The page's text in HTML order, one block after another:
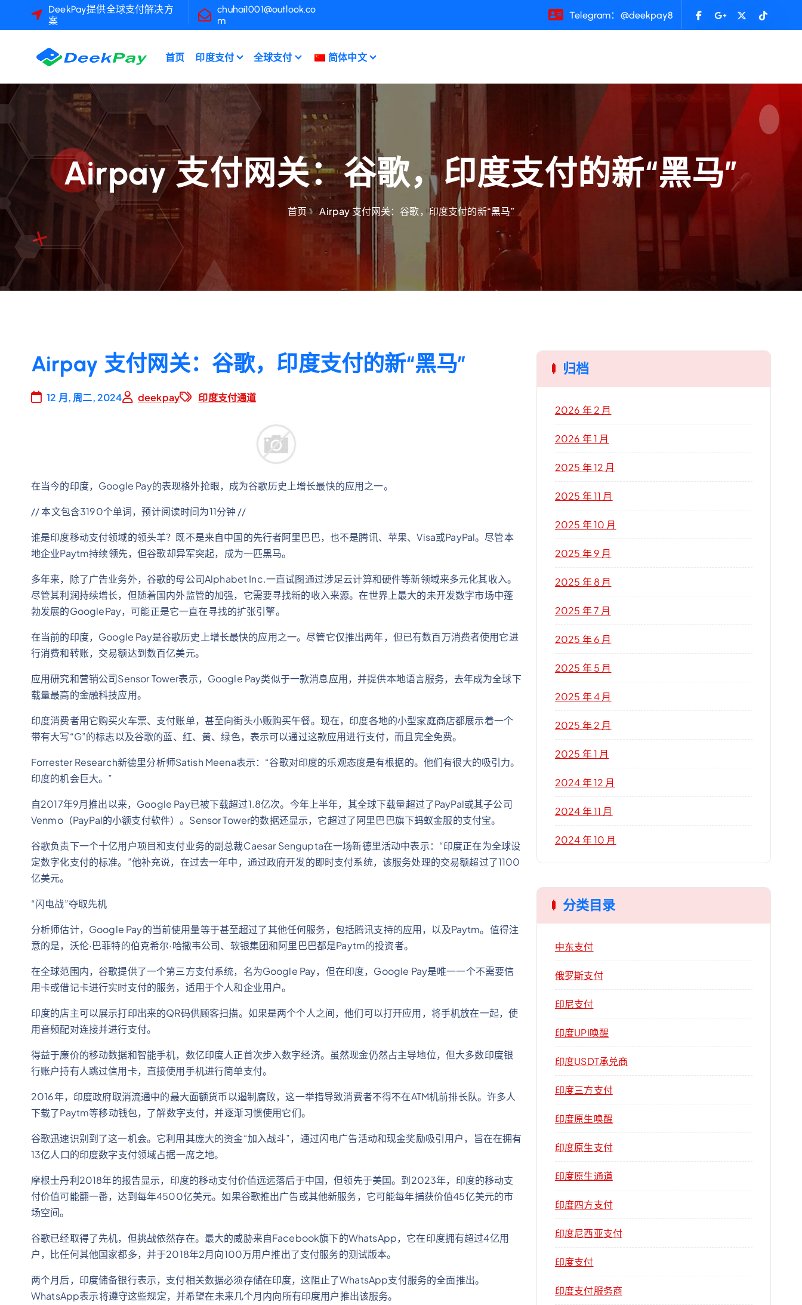
DeekPay提供全球支付解决方
案
chuhai1001@outlook.co
m
Telegram：@deekpay8
首页 印度支付 全球支付 简体中文
Airpay 支付网关：谷歌，印度支付的新“黑马”
首页 Airpay 支付网关：谷歌，印度支付的新“黑马”
Airpay 支付网关：谷歌，印度支付的新“黑马”
12 月, 周二, 2024 deekpay 印度支付通道
在当今的印度，Google Pay的表现格外抢眼，成为谷歌历史上增长最快的应用之一。
// 本文包含3190个单词，预计阅读时间为11分钟 //
谁是印度移动支付领域的领头羊？既不是来自中国的先行者阿里巴巴，也不是腾讯、苹果、Visa或PayPal。尽管本
地企业Paytm持续领先，但谷歌却异军突起，成为一匹黑马。
多年来，除了广告业务外，谷歌的母公司Alphabet Inc.一直试图通过涉足云计算和硬件等新领域来多元化其收入。
尽管其利润持续增长，但随着国内外监管的加强，它需要寻找新的收入来源。在世界上最大的未开发数字市场中蓬
勃发展的GooglePay，可能正是它一直在寻找的扩张引擎。
在当前的印度，Google Pay是谷歌历史上增长最快的应用之一。尽管它仅推出两年，但已有数百万消费者使用它进
行消费和转账，交易额达到数百亿美元。
应用研究和营销公司Sensor Tower表示，Google Pay类似于一款消息应用，并提供本地语言服务，去年成为全球下
载量最高的金融科技应用。
印度消费者用它购买火车票、支付账单，甚至向街头小贩购买午餐。现在，印度各地的小型家庭商店都展示着一个
带有大写“G”的标志以及谷歌的蓝、红、黄、绿色，表示可以通过这款应用进行支付，而且完全免费。
Forrester Research新德里分析师Satish Meena表示：“谷歌对印度的乐观态度是有根据的。他们有很大的吸引力。
印度的机会巨大。”
自2017年9月推出以来，Google Pay已被下载超过1.8亿次。今年上半年，其全球下载量超过了PayPal或其子公司
Venmo（PayPal的小额支付软件）。Sensor Tower的数据还显示，它超过了阿里巴巴旗下蚂蚁金服的支付宝。
谷歌负责下一个十亿用户项目和支付业务的副总裁Caesar Sengupta在一场新德里活动中表示：“印度正在为全球设
定数字化支付的标准。”他补充说，在过去一年中，通过政府开发的即时支付系统，该服务处理的交易额超过了1100
亿美元。
“闪电战”夺取先机
分析师估计，Google Pay的当前使用量等于甚至超过了其他任何服务，包括腾讯支持的应用，以及Paytm。值得注
意的是，沃伦·巴菲特的伯克希尔·哈撒韦公司、软银集团和阿里巴巴都是Paytm的投资者。
在全球范围内，谷歌提供了一个第三方支付系统，名为Google Pay，但在印度，Google Pay是唯一一个不需要信
用卡或借记卡进行实时支付的服务，适用于个人和企业用户。
印度的店主可以展示打印出来的QR码供顾客扫描。如果是两个个人之间，他们可以打开应用，将手机放在一起，使
用音频配对连接并进行支付。
得益于廉价的移动数据和智能手机，数亿印度人正首次步入数字经济。虽然现金仍然占主导地位，但大多数印度银
行账户持有人跳过信用卡，直接使用手机进行简单支付。
2016年，印度政府取消流通中的最大面额货币以遏制腐败，这一举措导致消费者不得不在ATM机前排长队。许多人
下载了Paytm等移动钱包，了解数字支付，并逐渐习惯使用它们。
谷歌迅速识别到了这一机会。它利用其庞大的资金“加入战斗”，通过闪电广告活动和现金奖励吸引用户，旨在在拥有
13亿人口的印度数字支付领域占据一席之地。
摩根士丹利2018年的报告显示，印度的移动支付价值远远落后于中国，但领先于美国。到2023年，印度的移动支
付价值可能翻一番，达到每年4500亿美元。如果谷歌推出广告或其他新服务，它可能每年捕获价值45亿美元的市
场空间。
谷歌已经取得了先机，但挑战依然存在。最大的威胁来自Facebook旗下的WhatsApp，它在印度拥有超过4亿用
户，比任何其他国家都多，并于2018年2月向100万用户推出了支付服务的测试版本。
两个月后，印度储备银行表示，支付相关数据必须存储在印度，这阻止了WhatsApp支付服务的全面推出。
WhatsApp表示将遵守这些规定，并希望在未来几个月内向所有印度用户推出该服务。
归档
2026 年 2 月
2026 年 1 月
2025 年 12 月
2025 年 11 月
2025 年 10 月
2025 年 9 月
2025 年 8 月
2025 年 7 月
2025 年 6 月
2025 年 5 月
2025 年 4 月
2025 年 2 月
2025 年 1 月
2024 年 12 月
2024 年 11 月
2024 年 10 月
分类目录
中东支付
俄罗斯支付
印尼支付
印度UPI唤醒
印度USDT承兑商
印度三方支付
印度原生唤醒
印度原生支付
印度原生通道
印度四方支付
印度尼西亚支付
印度支付
印度支付服务商